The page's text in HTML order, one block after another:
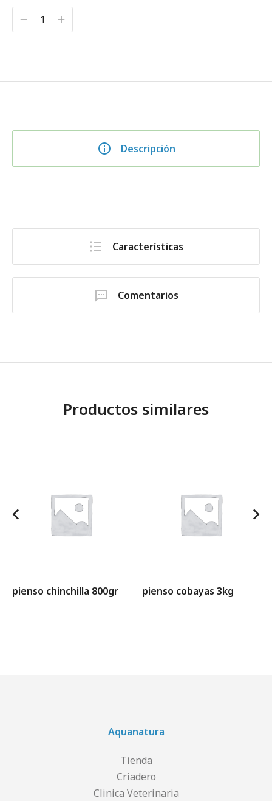
Descripción
Características
Comentarios
Productos similares
pienso chinchilla 800gr pienso cobayas 3kg
Aquanatura
Tienda
Criadero
Clinica Veterinaria